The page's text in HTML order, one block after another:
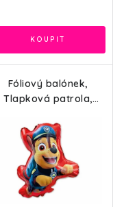
Fóliový balónek,
Tlapková patrola,